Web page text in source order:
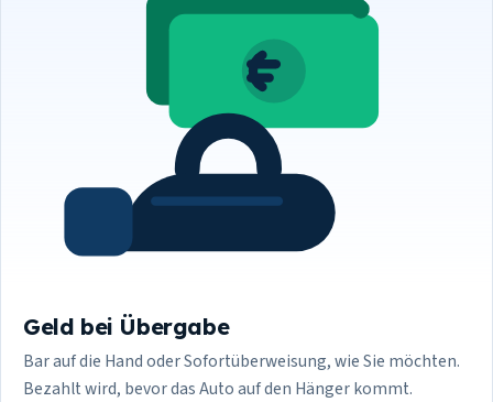
Geld bei Übergabe
Bar auf die Hand oder Sofortüberweisung, wie Sie möchten.
Bezahlt wird, bevor das Auto auf den Hänger kommt.